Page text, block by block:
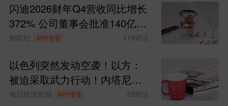
在2025年第三季度首次建仓谷歌母公司Al
phabet，买入约1785万股，持仓市值约43
亿美元，使其一跃成为伯克希尔的第十大
重仓股。
今年一季度，
伯克希尔继续大幅加码谷
闪迪2026财年Q4营收同比增长
372% 公司董事会批准140亿美
元股票回购计划
财联社 APP专享 119评论
以色列突然发动空袭！以方：
被迫采取武力行动！内塔尼亚
胡“叫板”特朗普
每日经济新闻 APP专享 29评论